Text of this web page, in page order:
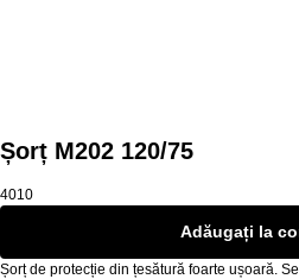
Șorț M202 120/75
4010
Adăugați la
Șorț de protecție din țesătură foarte ușoară.